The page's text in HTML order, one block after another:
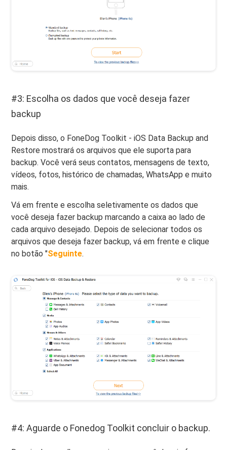
#3: Escolha os dados que você deseja fazer
backup
Depois disso, o FoneDog Toolkit - iOS Data Backup and
Restore mostrará os arquivos que ele suporta para
backup. Você verá seus contatos, mensagens de texto,
vídeos, fotos, histórico de chamadas, WhatsApp e muito
mais.
Vá em frente e escolha seletivamente os dados que
você deseja fazer backup marcando a caixa ao lado de
cada arquivo desejado. Depois de selecionar todos os
arquivos que deseja fazer backup, vá em frente e clique
no botão "Seguinte.
#4: Aguarde o Fonedog Toolkit concluir o backup.